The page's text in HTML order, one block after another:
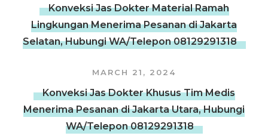
Konveksi Jas Dokter Material Ramah
Lingkungan Menerima Pesanan di Jakarta
Selatan, Hubungi WA/Telepon 08129291318
MARCH 21, 2024
Konveksi Jas Dokter Khusus Tim Medis
Menerima Pesanan di Jakarta Utara, Hubungi
WA/Telepon 08129291318